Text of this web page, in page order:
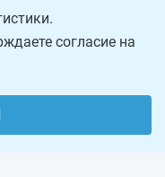
согласие на